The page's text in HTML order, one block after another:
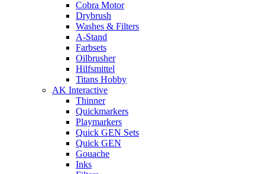
Cobra Motor
Drybrush
Washes & Filters
A-Stand
Farbsets
Oilbrusher
Hilfsmittel
Titans Hobby
AK Interactive
Thinner
Quickmarkers
Playmarkers
Quick GEN Sets
Quick GEN
Gouache
Inks